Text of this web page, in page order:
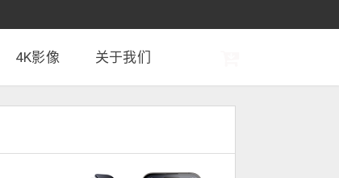
4K影像 关于我们